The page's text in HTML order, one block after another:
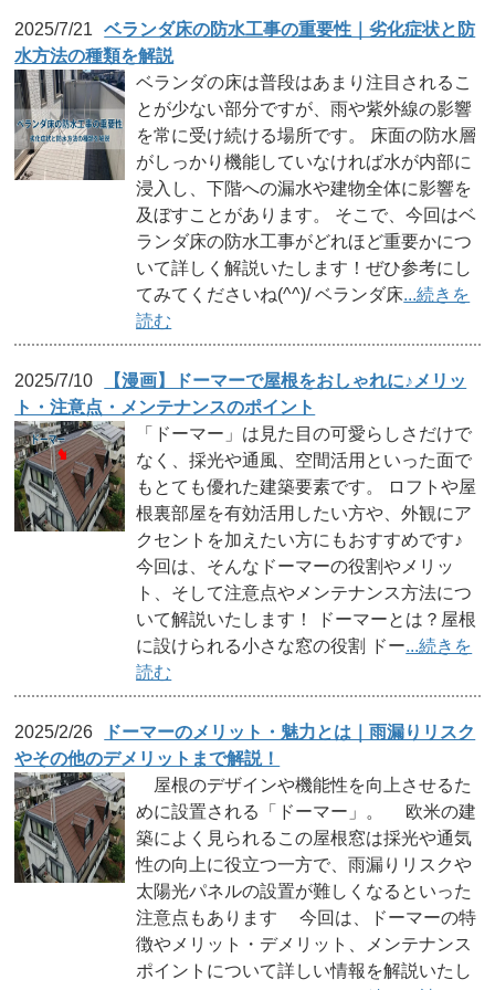
2025/7/21
ベランダ床の防水工事の重要性｜劣化症状と防
水方法の種類を解説
ベランダの床は普段はあまり注目されるこ
とが少ない部分ですが、雨や紫外線の影響
を常に受け続ける場所です。 床面の防水層
がしっかり機能していなければ水が内部に
浸入し、下階への漏水や建物全体に影響を
及ぼすことがあります。 そこで、今回はベ
ランダ床の防水工事がどれほど重要かにつ
いて詳しく解説いたします！ぜひ参考にし
てみてくださいね(^^)/ ベランダ床...続きを
読む
2025/7/10
【漫画】ドーマーで屋根をおしゃれに♪メリッ
ト・注意点・メンテナンスのポイント
「ドーマー」は見た目の可愛らしさだけで
なく、採光や通風、空間活用といった面で
もとても優れた建築要素です。 ロフトや屋
根裏部屋を有効活用したい方や、外観にア
クセントを加えたい方にもおすすめです♪
今回は、そんなドーマーの役割やメリッ
ト、そして注意点やメンテナンス方法につ
いて解説いたします！ ドーマーとは？屋根
に設けられる小さな窓の役割 ドー...続きを
読む
2025/2/26
ドーマーのメリット・魅力とは｜雨漏りリスク
やその他のデメリットまで解説！
屋根のデザインや機能性を向上させるた
めに設置される「ドーマー」。 欧米の建
築によく見られるこの屋根窓は採光や通気
性の向上に役立つ一方で、雨漏りリスクや
太陽光パネルの設置が難しくなるといった
注意点もあります 今回は、ドーマーの特
徴やメリット・デメリット、メンテナンス
ポイントについて詳しい情報を解説いたし